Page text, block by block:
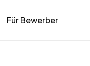
Für Bewerber